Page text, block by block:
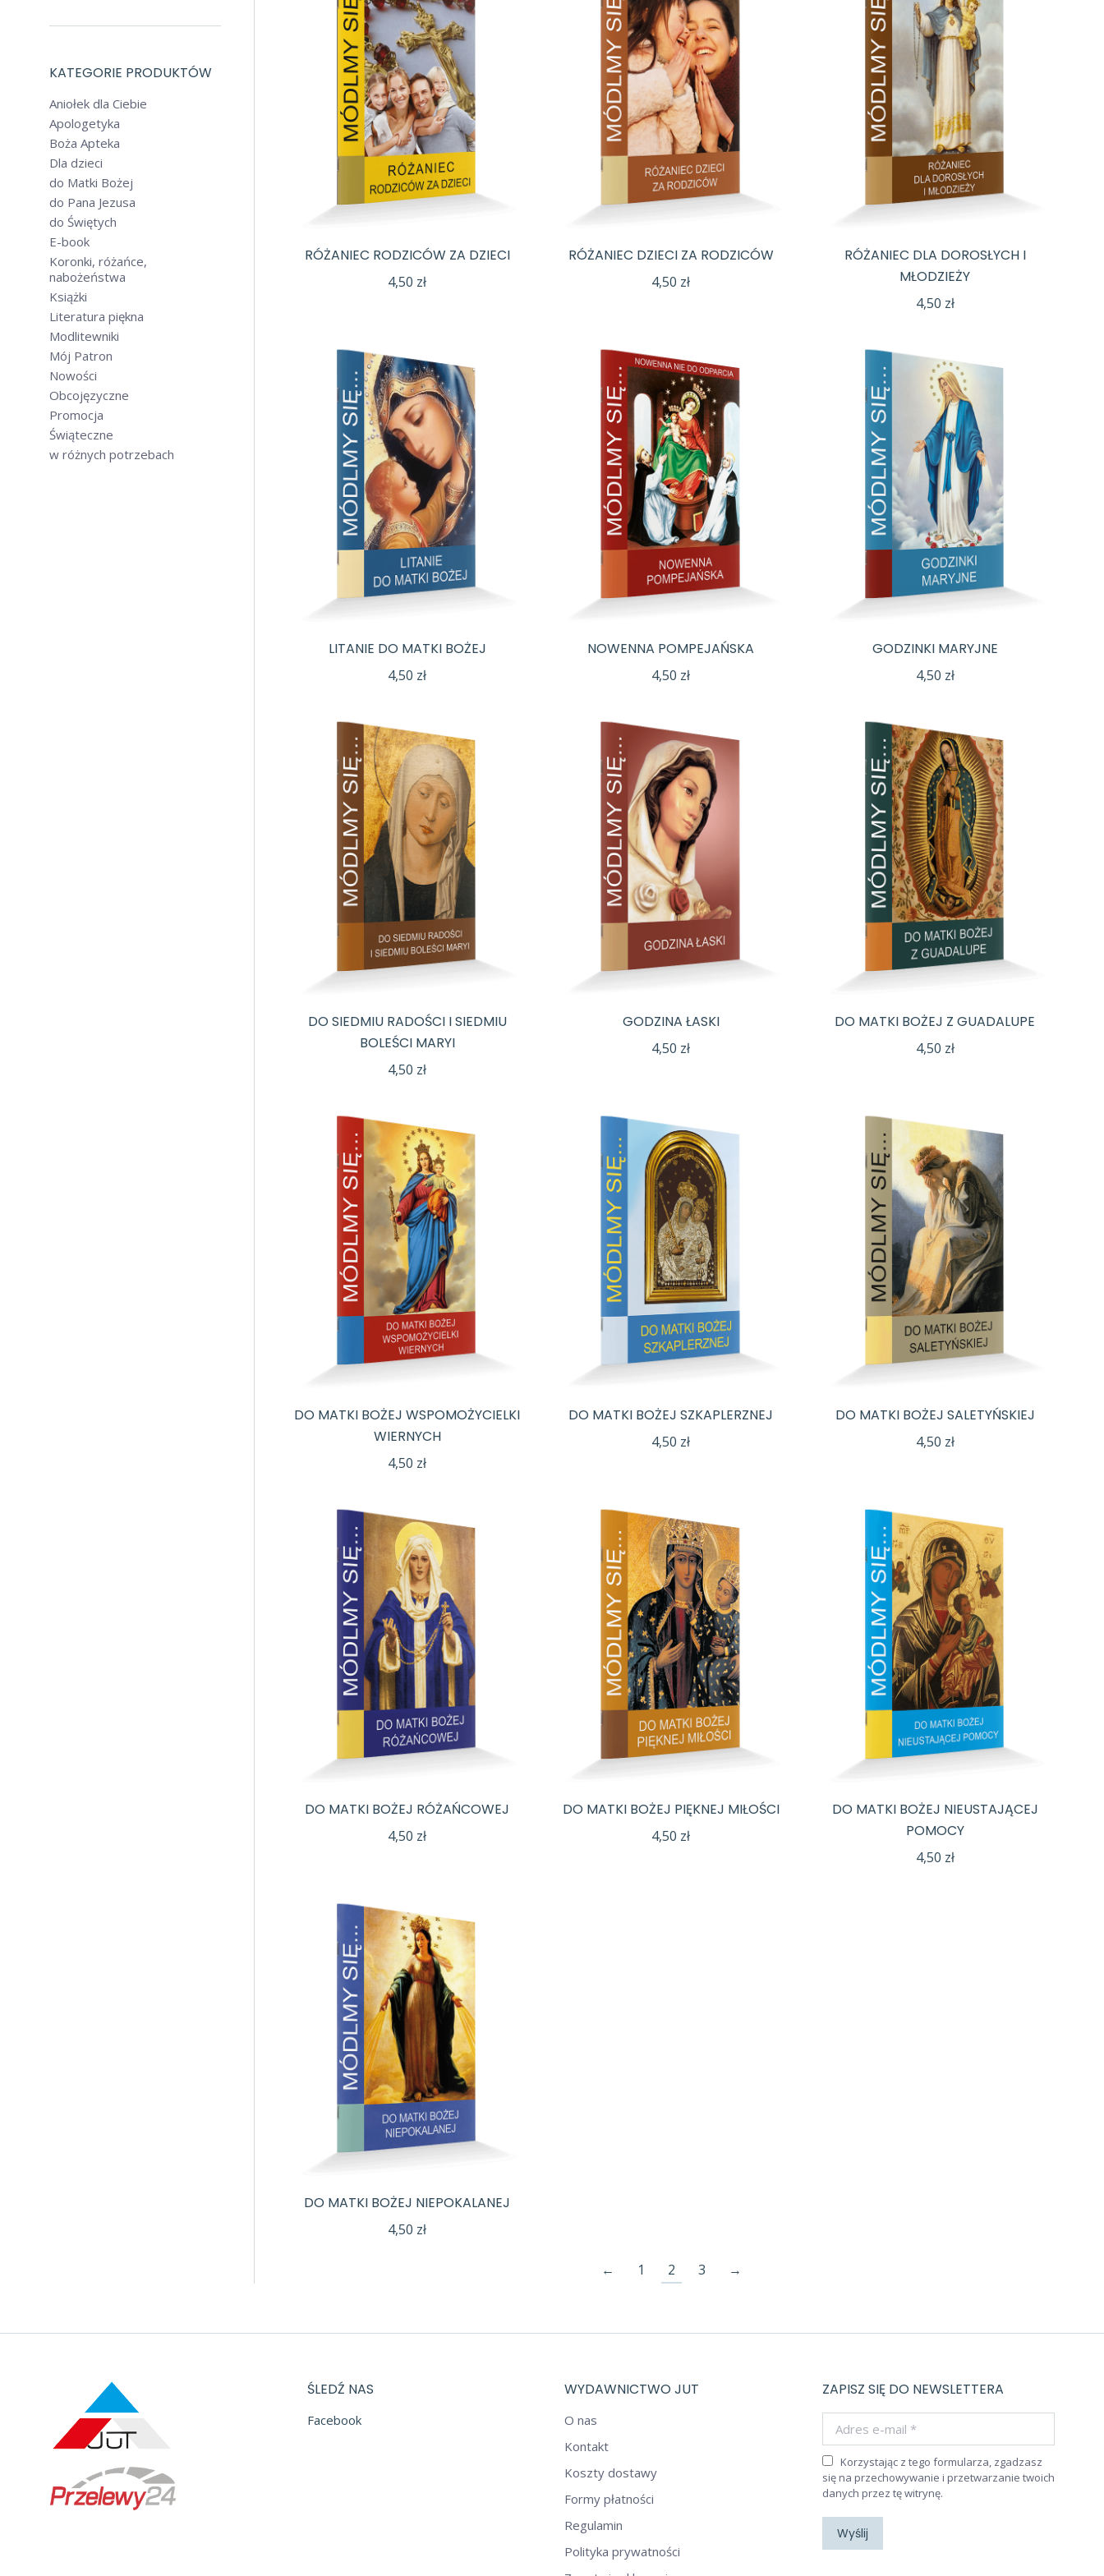
RÓŻANIEC RODZICÓW ZA DZIECI
4,50 zł
RÓŻANIEC DZIECI ZA RODZICÓW
4,50 zł
RÓŻANIEC DLA DOROSŁYCH I
MŁODZIEŻY
4,50 zł
LITANIE DO MATKI BOŻEJ
4,50 zł
NOWENNA POMPEJAŃSKA
4,50 zł
GODZINKI MARYJNE
4,50 zł
DO SIEDMIU RADOŚCI I SIEDMIU
BOLEŚCI MARYI
4,50 zł
GODZINA ŁASKI
4,50 zł
DO MATKI BOŻEJ Z GUADALUPE
4,50 zł
DO MATKI BOŻEJ WSPOMOŻYCIELKI
WIERNYCH
4,50 zł
DO MATKI BOŻEJ SZKAPLERZNEJ
4,50 zł
DO MATKI BOŻEJ SALETYŃSKIEJ
4,50 zł
DO MATKI BOŻEJ RÓŻAŃCOWEJ
4,50 zł
DO MATKI BOŻEJ PIĘKNEJ MIŁOŚCI
4,50 zł
DO MATKI BOŻEJ NIEUSTAJĄCEJ
POMOCY
4,50 zł
DO MATKI BOŻEJ NIEPOKALANEJ
4,50 zł
← 1 2 3 →
KATEGORIE PRODUKTÓW
Aniołek dla Ciebie
Apologetyka
Boża Apteka
Dla dzieci
do Matki Bożej
do Pana Jezusa
do Świętych
E-book
Koronki, różańce,
nabożeństwa
Książki
Literatura piękna
Modlitewniki
Mój Patron
Nowości
Obcojęzyczne
Promocja
Świąteczne
w różnych potrzebach
ŚLEDŹ NAS
Facebook
WYDAWNICTWO JUT
O nas
Kontakt
Koszty dostawy
Formy płatności
Regulamin
Polityka prywatności
ZAPISZ SIĘ DO NEWSLETTERA
Korzystając z tego formularza, zgadzasz
się na przechowywanie i przetwarzanie twoich
danych przez tę witrynę.
Wyślij